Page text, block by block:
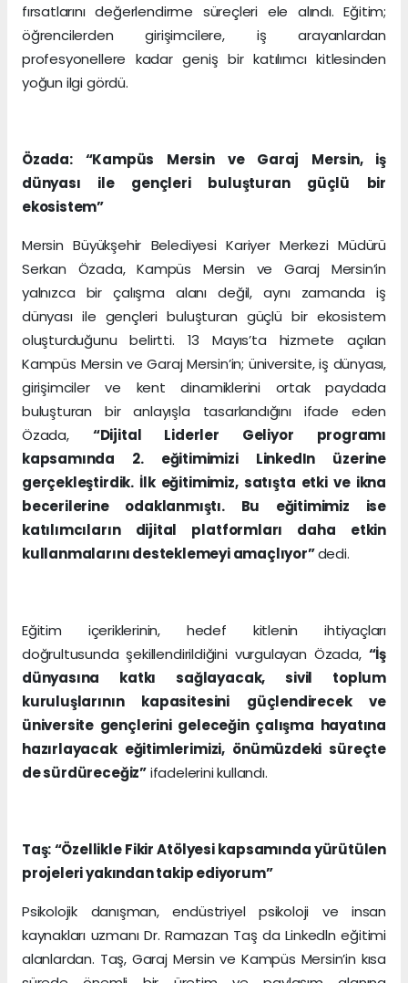
fırsatlarını değerlendirme süreçleri ele alındı. Eğitim;
öğrencilerden girişimcilere, iş arayanlardan
profesyonellere kadar geniş bir katılımcı kitlesinden
yoğun ilgi gördü.
Özada: “Kampüs Mersin ve Garaj Mersin, iş
dünyası ile gençleri buluşturan güçlü bir
ekosistem”
Mersin Büyükşehir Belediyesi Kariyer Merkezi Müdürü
Serkan Özada, Kampüs Mersin ve Garaj Mersin’in
yalnızca bir çalışma alanı değil, aynı zamanda iş
dünyası ile gençleri buluşturan güçlü bir ekosistem
oluşturduğunu belirtti. 13 Mayıs’ta hizmete açılan
Kampüs Mersin ve Garaj Mersin’in; üniversite, iş dünyası,
girişimciler ve kent dinamiklerini ortak paydada
buluşturan bir anlayışla tasarlandığını ifade eden
Özada, “Dijital Liderler Geliyor programı
kapsamında 2. eğitimimizi LinkedIn üzerine
gerçekleştirdik. İlk eğitimimiz, satışta etki ve ikna
becerilerine odaklanmıştı. Bu eğitimimiz ise
katılımcıların dijital platformları daha etkin
kullanmalarını desteklemeyi amaçlıyor”dedi.
Eğitim içeriklerinin, hedef kitlenin ihtiyaçları
doğrultusunda şekillendirildiğini vurgulayan Özada, “İş
dünyasına katkı sağlayacak, sivil toplum
kuruluşlarının kapasitesini güçlendirecek ve
üniversite gençlerini geleceğin çalışma hayatına
hazırlayacak eğitimlerimizi, önümüzdeki süreçte
de sürdüreceğiz”ifadelerini kullandı.
Taş: “Özellikle Fikir Atölyesi kapsamında yürütülen
projeleri yakından takip ediyorum”
Psikolojik danışman, endüstriyel psikoloji ve insan
kaynakları uzmanı Dr. Ramazan Taş da Linkedln eğitimi
alanlardan. Taş, Garaj Mersin ve Kampüs Mersin’in kısa